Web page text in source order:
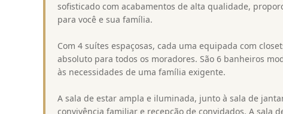
sofisticado com acabamentos de alta qualidade,
para você e sua família.
Com 4 suítes espaçosas, cada uma equipada com
absoluto para todos os moradores. São 6 banheiros
às necessidades de uma família exigente.
A sala de estar ampla e iluminada, junto à sala de
convivência familiar e recepção de convidados. A sala